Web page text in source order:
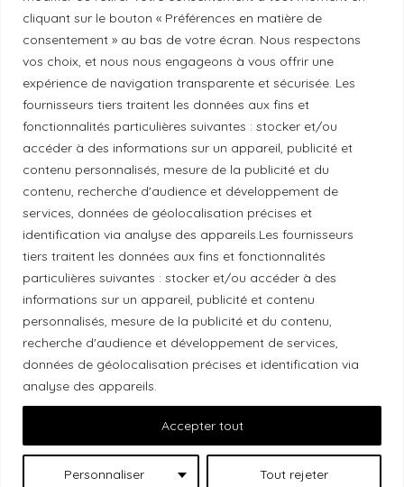
cliquant sur le bouton « Préférences en matière de
consentement » au bas de votre écran. Nous respectons
vos choix, et nous nous engageons à vous offrir une
expérience de navigation transparente et sécurisée. Les
fournisseurs tiers traitent les données aux fins et
fonctionnalités particulières suivantes : stocker et/ou
accéder à des informations sur un appareil, publicité et
contenu personnalisés, mesure de la publicité et du
contenu, recherche d'audience et développement de
services, données de géolocalisation précises et
identification via analyse des appareils.Les fournisseurs
tiers traitent les données aux fins et fonctionnalités
particulières suivantes : stocker et/ou accéder à des
informations sur un appareil, publicité et contenu
personnalisés, mesure de la publicité et du contenu,
recherche d'audience et développement de services,
données de géolocalisation précises et identification via
analyse des appareils.
Personnaliser Tout rejeter
Accepter tout
Politique de correction
Politique de diversité
Politique éthique
Reconnaissance du territoire
Local Market, marque portée par la société Les
Chats Gourmets Ltd. tient à souligner que ses
installations, situées au 511 Lacolle Way (Ottawa-
Orléans), se trouvent sur le territoire traditionnel non
cédé du peuple algonquin anichinabé. Nous
reconnaissons et remercions les peuples
autochtones qui sont les gardiens historiques et
actuels de ces terres.